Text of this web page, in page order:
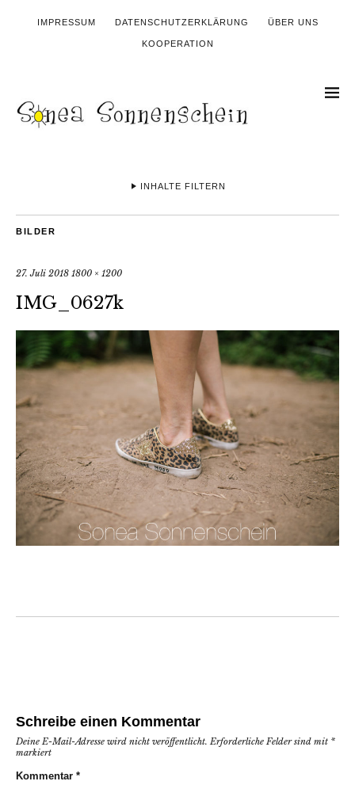
IMPRESSUM DATENSCHUTZERKLÄRUNG ÜBER UNS
KOOPERATION
INHALTE FILTERN
BILDER
27. Juli 2018 1800 × 1200
IMG_0627k
Schreibe einen Kommentar
Deine E-Mail-Adresse wird nicht veröffentlicht. Erforderliche Felder sind mit *
markiert
Kommentar *